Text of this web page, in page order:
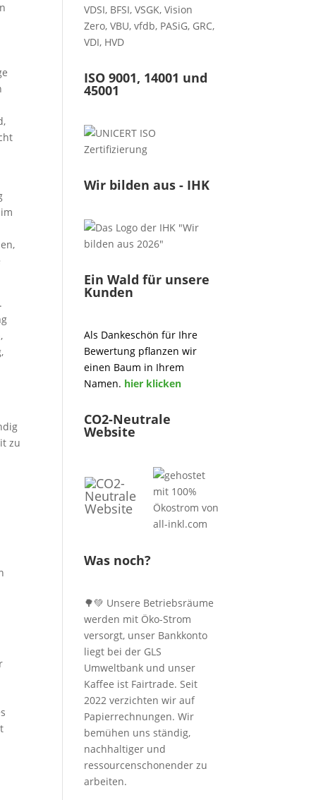
zu
VDSI, BFSI,VSGK,Vision
Zero,VBU,vfdb, PASiG, GRC,
VDI, HVD
ISO 9001, 14001 und
45001
Wir bilden aus - IHK
Ein Wald für unsere
Kunden
Als Dankeschön für Ihre
Bewertung pflanzen wir
einen Baum in Ihrem
Namen. hier klicken
CO2-Neutrale
Website
Was noch?
🌳💚 Unsere Betriebsräume
werden mit Öko-Strom
versorgt, unser Bankkonto
liegt bei der GLS
Umweltbank und unser
Kaffee ist Fairtrade. Seit
2022 verzichten wir auf
Papierrechnungen. Wir
bemühen uns ständig,
nachhaltiger und
ressourcenschonender zu
arbeiten.